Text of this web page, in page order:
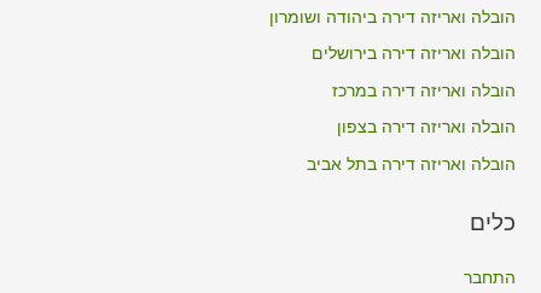
o
r
:
הובלה ואריזה דירה ביהודה ושומרון
הובלה ואריזה דירה בירושלים
הובלה ואריזה דירה במרכז
הובלה ואריזה דירה בצפון
הובלה ואריזה דירה בתל אביב
כלים
התחבר